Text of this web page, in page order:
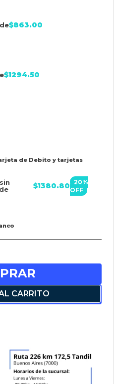
$863.00
$1294.50
de Debito y tarjetas
$1380.80 20%
OFF
CARRITO